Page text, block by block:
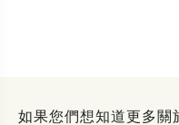
如果您們想知道更多關